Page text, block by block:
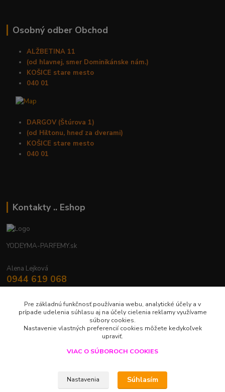
Osobný odber Obchod
ALŽBETINA 11
(od hlavnej, smer Dominikánske nám.)
KOŠICE stare mesto
040 01
DARGOV (Štúrova 1)
(od Hiltonu, hneď za dverami)
KOŠICE stare mesto
040 01
Kontakty .. Eshop
YODEYMA-PARFEMY.sk
Alena Lejková
0944 619 068
Nonstop
yodeyma.parfemy@gmail.com
Upravit sběr cookies.
Pre základnú funkčnosť používania webu, analytické účely a v
prípade udelenia súhlasu aj na účely cielenia reklamy využívame
súbory cookies.
Nastavenie vlastných preferencií cookies môžete kedykoľvek
upraviť.
VIAC O SÚBOROCH COOKIES
Nastavenia Súhlasím